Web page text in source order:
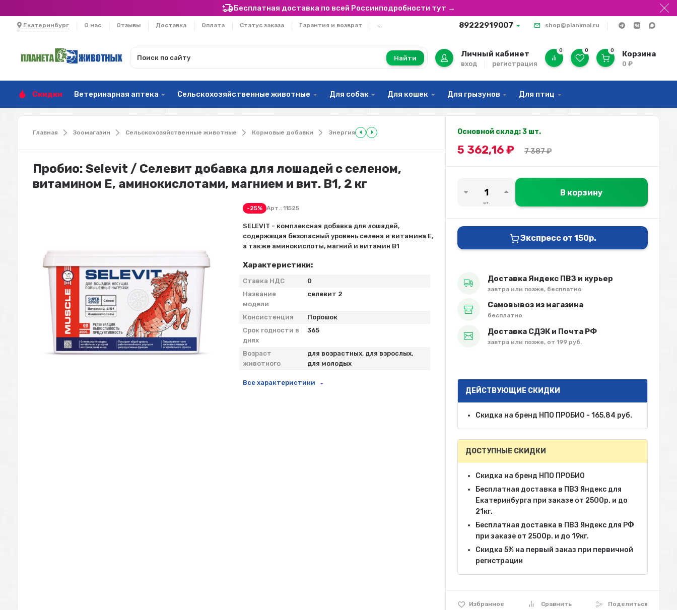
Бесплатная доставка по всей Россииподробности тут →
Екатеринбург О нас Отзывы Доставка Оплата Статус заказа Гарантия и возврат ... 89222919007 shop@planimal.ru
Найти Личный кабинет
вход регистрация
0 0 0 Корзина
0₽
Скидки Ветеринарная аптека Сельскохозяйственные животные Для собак Для кошек Для грызунов Для птиц
Главная Зоомагазин Сельскохозяйственные животные Кормовые добавки Энергия
Пробио: Selevit / Селевит добавка для лошадей с селеном,
витамином E, аминокислотами, магнием и вит. В1, 2 кг
-25% Арт.:11525
SELEVIT - комплексная добавка для лошадей,
содержащая безопасный уровень селена и витамина E,
а также аминокислоты, магний и витамин В1
Характеристики:
Ставка НДС
0
Название
модели
селевит 2
Консистенция
Порошок
Срок годности в
днях
365
Возраст
животного
для возрастных, для взрослых,
для молодых
Все характеристики
Основной склад: 3 шт.
5 362,16₽ 7 387₽
шт.
В корзину
Экспресс от 150р.
Доставка Яндекс ПВЗ и курьер
завтра или позже, бесплатно
Самовывоз из магазина
бесплатно
Доставка СДЭК и Почта РФ
завтра или позже, от 199 руб.
Избранное Сравнить Поделиться
ДЕЙСТВУЮЩИЕ СКИДКИ
Скидка на бренд НПО ПРОБИО - 165,84 руб.
ДОСТУПНЫЕ СКИДКИ
Скидка на бренд НПО ПРОБИО
Бесплатная доставка в ПВЗ Яндекс для
Екатеринбурга при заказе от 2500р. и до
21кг.
Бесплатная доставка в ПВЗ Яндекс для РФ
при заказе от 2500р. и до 19кг.
Скидка 5% на первый заказ при первичной
регистрации